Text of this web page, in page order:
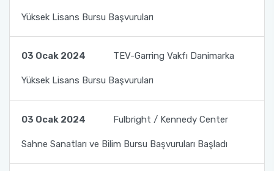
Yüksek Lisans Bursu Başvuruları
03 Ocak 2024 TEV-Garring Vakfı Danimarka
Yüksek Lisans Bursu Başvuruları
03 Ocak 2024 Fulbright / Kennedy Center
Sahne Sanatları ve Bilim Bursu Başvuruları Başladı
Erasmus+ Bölüm Koordinatörleri
Erasmus+ İkili Anlaşmalar
Erasmus+ Programı Bağlantılar
AÜ KVK Metni
Erasmus+ Programı Aday Öğrenci Tanıtım
Videosu
Mevlana Değişim Programı Bölüm/Program
Koordinatörleri
Mevlana Değişim Programı Sıkça Sorulan
Sorular
YÖK Mevlana Değişim Programı Tanıtım Filmi
Farabi Değişim Programı Duyuruları